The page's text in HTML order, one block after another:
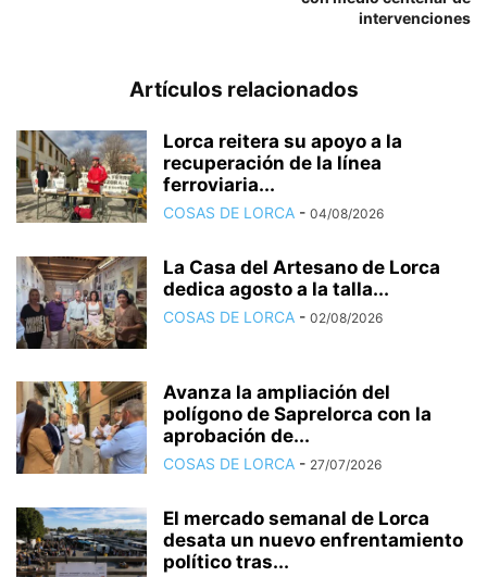
intervenciones
Artículos relacionados
Lorca reitera su apoyo a la
recuperación de la línea
ferroviaria...
COSAS DE LORCA - 04/08/2026
La Casa del Artesano de Lorca
dedica agosto a la talla...
COSAS DE LORCA - 02/08/2026
Avanza la ampliación del
polígono de Saprelorca con la
aprobación de...
COSAS DE LORCA - 27/07/2026
El mercado semanal de Lorca
desata un nuevo enfrentamiento
político tras...